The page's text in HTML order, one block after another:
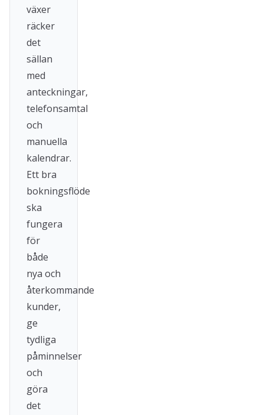
växer
räcker
det
sällan
med
anteckningar,
telefonsamtal
och
manuella
kalendrar.
Ett bra
bokningsflöde
ska
fungera
för
både
nya och
återkommande
kunder,
ge
tydliga
påminnelser
och
göra
det